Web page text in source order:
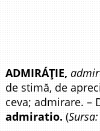
ADMIRÁȚIE,
de stimă, de
ceva; admirare. –
admiratio. (